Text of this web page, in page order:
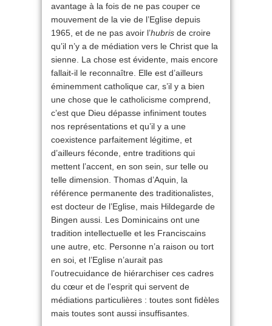
avantage à la fois de ne pas couper ce
mouvement de la vie de l’Eglise depuis
1965, et de ne pas avoir l’hubris de croire
qu’il n’y a de médiation vers le Christ que la
sienne. La chose est évidente, mais encore
fallait-il le reconnaître. Elle est d’ailleurs
éminemment catholique car, s’il y a bien
une chose que le catholicisme comprend,
c’est que Dieu dépasse infiniment toutes
nos représentations et qu’il y a une
coexistence parfaitement légitime, et
d’ailleurs féconde, entre traditions qui
mettent l’accent, en son sein, sur telle ou
telle dimension. Thomas d’Aquin, la
référence permanente des traditionalistes,
est docteur de l’Eglise, mais Hildegarde de
Bingen aussi. Les Dominicains ont une
tradition intellectuelle et les Franciscains
une autre, etc. Personne n’a raison ou tort
en soi, et l’Eglise n’aurait pas
l’outrecuidance de hiérarchiser ces cadres
du cœur et de l’esprit qui servent de
médiations particulières : toutes sont fidèles
mais toutes sont aussi insuffisantes.